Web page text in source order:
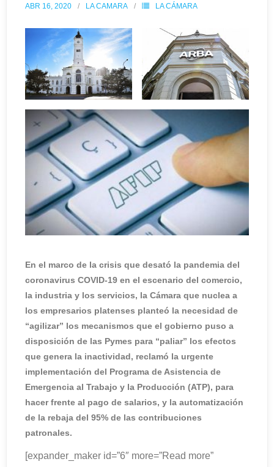
ABR 16, 2020 LA CAMARA LA CÁMARA
En el marco de la crisis que desató la pandemia del
coronavirus COVID-19 en el escenario del comercio,
la industria y los servicios, la Cámara que nuclea a
los empresarios platenses planteó la necesidad de
“agilizar” los mecanismos que el gobierno puso a
disposición de las Pymes para “paliar” los efectos
que genera la inactividad, reclamó la urgente
implementación del Programa de Asistencia de
Emergencia al Trabajo y la Producción (ATP), para
hacer frente al pago de salarios, y la automatización
de la rebaja del 95% de las contribuciones
patronales.
[expander_maker id=”6″ more=”Read more”